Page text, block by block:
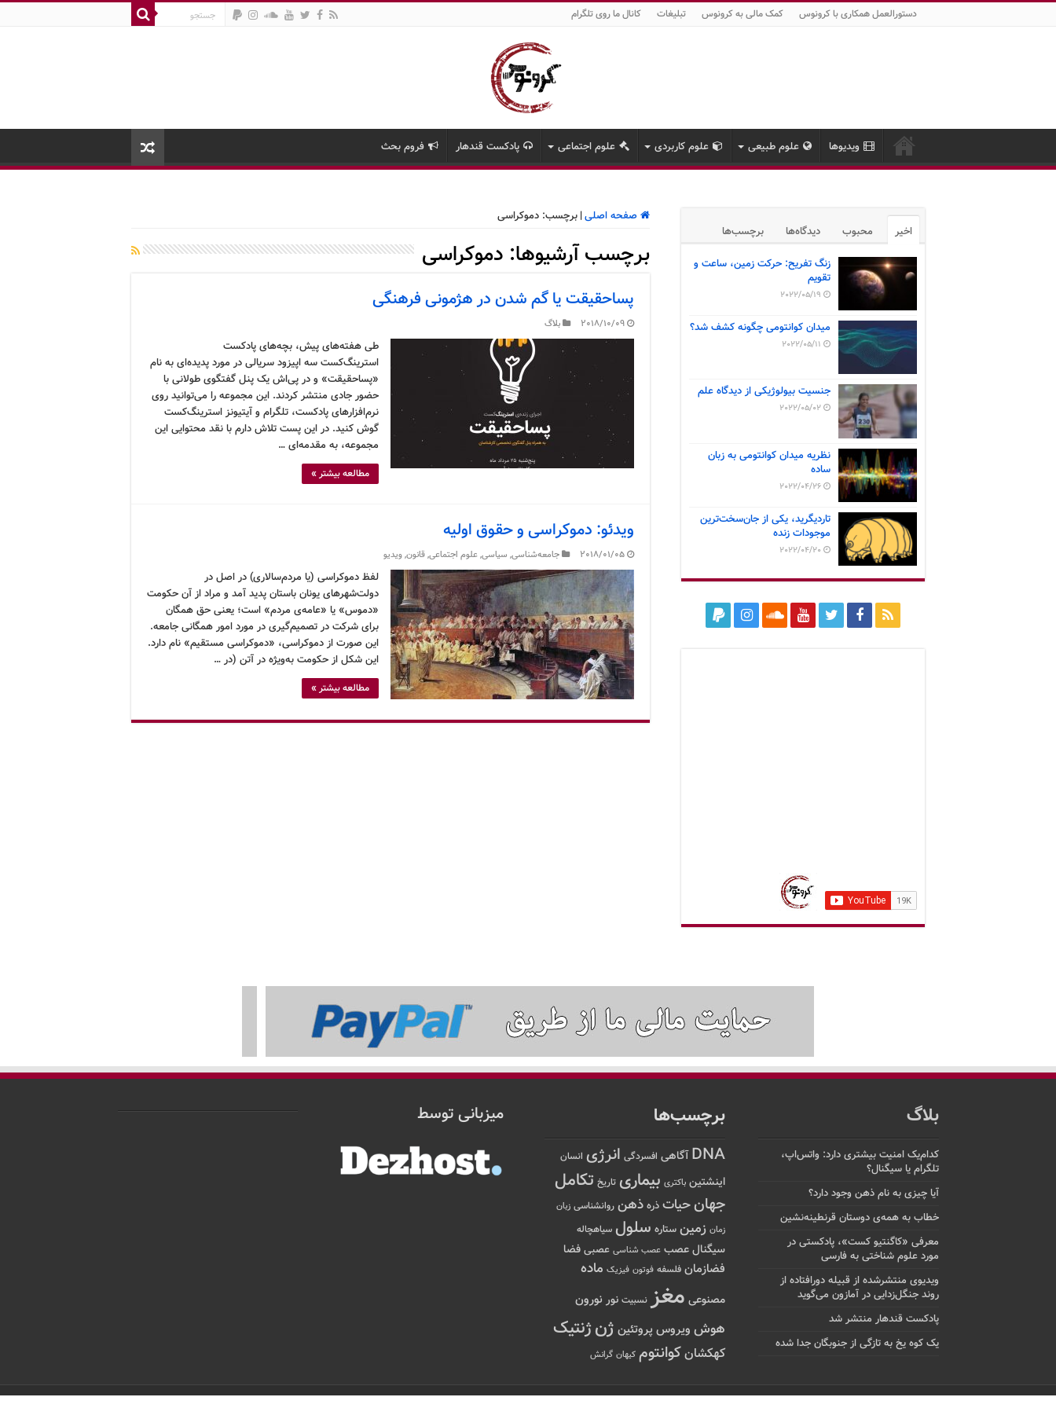
دستورالعمل همکاری با کرونوس کمک مالی به کرونوس تبلیغات کانال ما روی تلگرام
ویدیوها علوم طبیعی علوم کاربردی علوم اجتماعی پادکست قندهار فروم بحث
صفحه اصلی| برچسب: دموکراسی
برچسب آرشیوها: دموکراسی
پساحقیقت یا گم شدن در هژمونی فرهنگی
2018/10/09 بلاگ
طی هفته‌های پیش، بچه‌های پادکست
استرینگ‌کست سه اپیزود سریالی در مورد پدیده‌ای به نام
«پساحقیقت» و در پی‌اش یک پنل گفتگوی طولانی با
حضور جادی منتشر کردند. این مجموعه را می‌توانید روی
نرم‌افزارهای پادکست، تلگرام و آیتیونز استرینگ‌کست
گوش کنید. در این پست تلاش دارم با نقد محتوایی این
مجموعه، به مقدمه‌ای …
مطالعه بیشتر »
ویدئو: دموکراسی و حقوق اولیه
2018/01/05 جامعه‌شناسی, سیاسی,علوم اجتماعی,قانون,ویدیو
لفظ دموکراسی (یا مردم‌سالاری) در اصل در
دولت‌شهرهای یونان باستان پدید آمد و مراد از آن حکومت
«دموس» یا «عامه‌ی مردم» است؛ یعنی حق همگان
برای شرکت در تصمیم‌گیری در مورد امور همگانی جامعه.
این صورت از دموکراسی، «دموکراسی مستقیم» نام دارد.
این شکل از حکومت به‌ویژه در آتن (در …
مطالعه بیشتر »
اخیر محبوب دیدگاه‌ها برچسب‌ها
زنگ تفریح: حرکت زمین، ساعت و
تقویم
2022/05/19
میدان کوانتومی چگونه کشف شد؟
2022/05/11
جنسیت بیولوژیکی از دیدگاه علم
2022/05/02
نظریه میدان کوانتومی به زبان
ساده
2022/04/26
تاردیگرید، یکی از جان‌سخت‌ترین
موجودات زنده
2022/04/20
بلاگ
کدام‌یک امنیت بیشتری دارد: واتس‌اپ،
تلگرام یا سیگنال؟
آیا چیزی به نام ذهن وجود دارد؟
خطاب به همه‌ی دوستان قرنطینه‌نشین
معرفی «کاگنتیو کست»، پادکستی در
مورد علوم شناختی به فارسی
ویدیوی منتشرشده از قبیله دورافتاده‌ از
روند جنگل‌زدایی در آمازون می‌گوید
پادکست قندهار منتشر شد
یک کوه یخ به تازگی از جنوبگان جدا شده
برچسب‌ها
DNA آگاهی افسردگی انرژی انسان
اینشتین باکتری بیماری تاریخ تکامل
جهانحیات ذره ذهن روانشناسی زبان
زمان زمین ستاره سلول سیاهچاله
سیگنالعصب عصب شناسی عصبی فضا
فضازمان فلسفه فوتون فیزیک ماده
مصنوعی مغز نسبیت نور نورون
هوش ویروس پروتئین ژنژنتیک
کهکشانکوانتوم کیهان گرانش
میزبانی توسط